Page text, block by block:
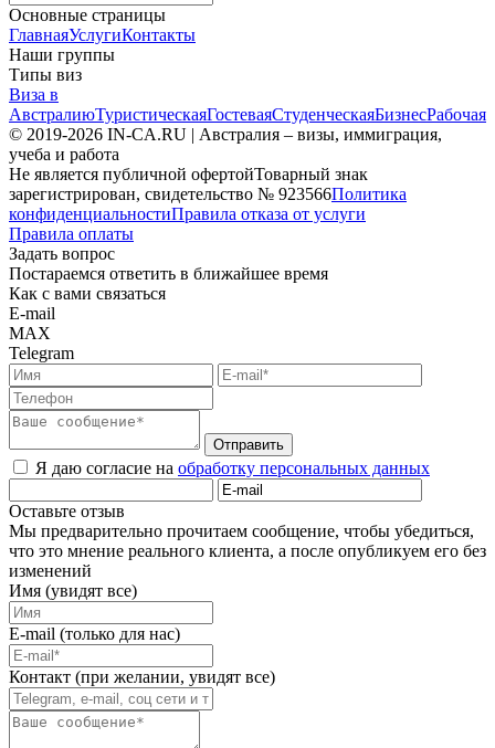
Основные страницы
ГлавнаяУслугиКонтакты
Наши группы
Типы виз
Виза в
АвстралиюТуристическаяГостеваяСтуденческаяБизнесРабочая
© 2019-2026 IN-CA.RU | Австралия – визы, иммиграция,
учеба и работа
Не является публичной офертойТоварный знак
зарегистрирован, свидетельство № 923566Политика
конфиденциальностиПравила отказа от услуги
Правила оплаты
Задать вопрос
Постараемся ответить в ближайшее время
Как с вами связаться
E-mail
MAX
Telegram
Отправить
Я даю согласие на обработку персональных данных
Оставьте отзыв
Мы предварительно прочитаем сообщение, чтобы убедиться,
что это мнение реального клиента, а после опубликуем его без
изменений
Имя (увидят все)
E-mail (только для нас)
Контакт (при желании, увидят все)